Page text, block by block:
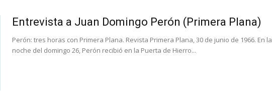
Entrevista a Juan Domingo Perón (Primera Plana)
Perón: tres horas con Primera Plana. Revista Primera Plana, 30 de junio de 1966. En la
noche del domingo 26, Perón recibió en la Puerta de Hierro...